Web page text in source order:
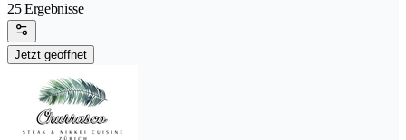
25 Ergebnisse
Jetzt geöffnet